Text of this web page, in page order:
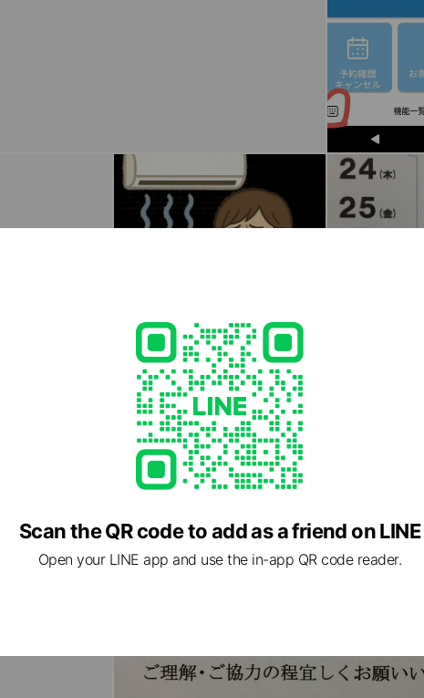
Scan the QR code to add as a friend on LINE
Open your LINE app and use the in-app QR code reader.